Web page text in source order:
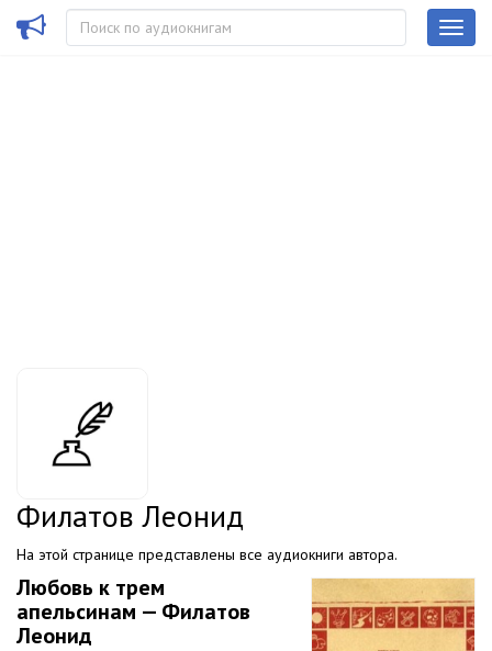
Филатов Леонид
На этой странице представлены все аудиокниги автора.
Любовь к трем
апельсинам — Филатов
Леонид